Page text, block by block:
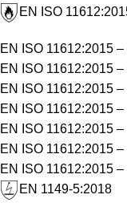
EN ISO
EN ISO 11612:2015
EN ISO 11612:2015
EN ISO 11612:2015
EN ISO 11612:2015
EN ISO 11612:2015
EN ISO 11612:2015
EN ISO 11612:2015
EN 1149-5:2018